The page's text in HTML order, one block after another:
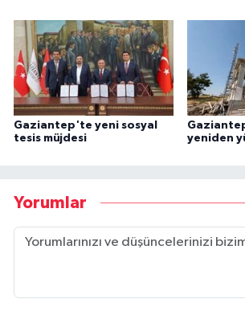
Gaziantep'te yeni sosyal
tesis müjdesi
yeniden
Yorumlar